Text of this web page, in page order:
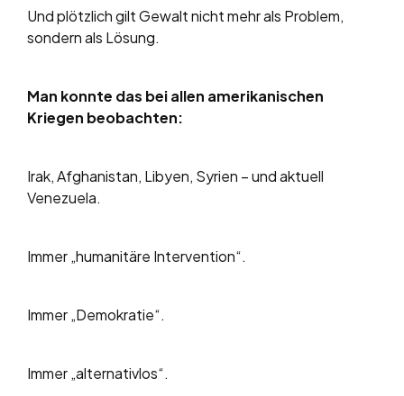
Und plötzlich gilt Gewalt nicht mehr als Problem,
sondern als Lösung.
Man konnte das bei allen amerikanischen
Kriegen beobachten:
Irak, Afghanistan, Libyen, Syrien – und aktuell
Venezuela.
Immer „humanitäre Intervention“.
Immer „Demokratie“.
Immer „alternativlos“.